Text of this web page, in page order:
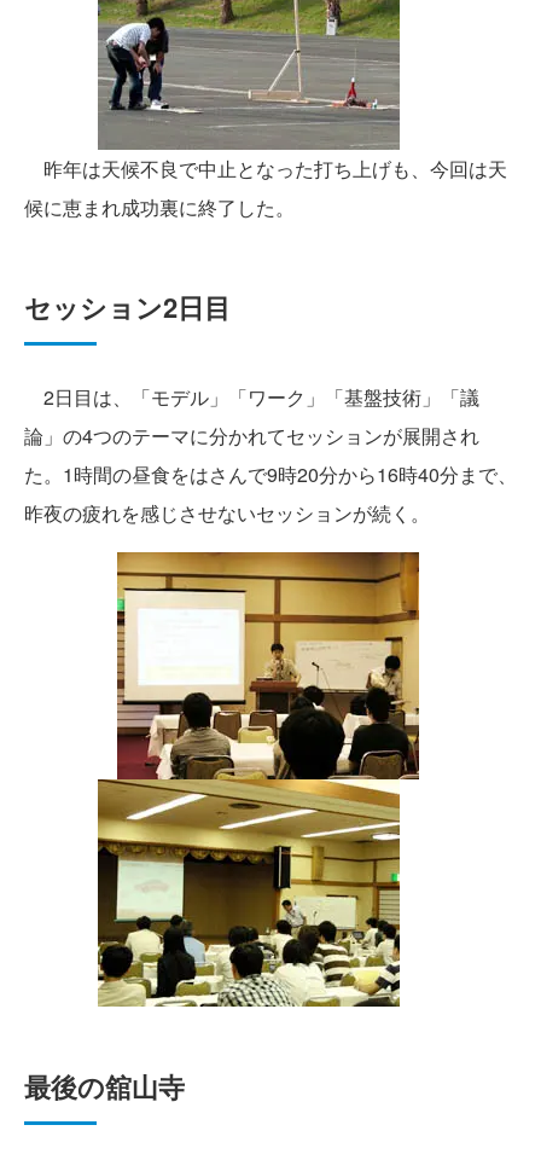
昨年は天候不良で中止となった打ち上げも、今回は天
候に恵まれ成功裏に終了した。
セッション2日目
2日目は、「モデル」「ワーク」「基盤技術」「議
論」の4つのテーマに分かれてセッションが展開され
た。1時間の昼食をはさんで9時20分から16時40分まで、
昨夜の疲れを感じさせないセッションが続く。
最後の舘山寺